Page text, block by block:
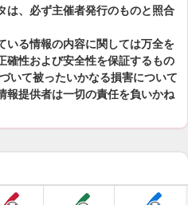
は、必ず主催者発行のものと照合
いる情報の内容に関しては万全を
確性および安全性を保証するもの
いて被ったいかなる損害について
報提供者は一切の責任を負いかね